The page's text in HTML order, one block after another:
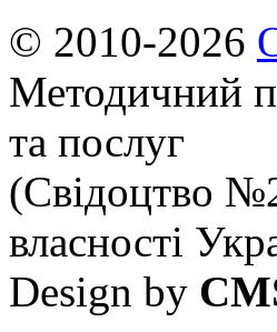
© 2010-2026
Методичний
та послуг
(Свідоцтво
власності
Design by